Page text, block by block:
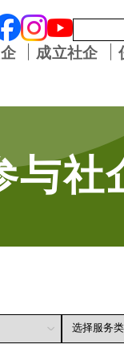
关键字
成立社企
与社